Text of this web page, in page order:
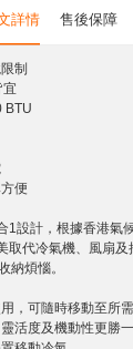
詳情 售後保障
制
BTU
便
1設計，根據香港氣
取代冷氣機、風扇
納煩惱。
，可隨時移動至所
活度及機動性更勝